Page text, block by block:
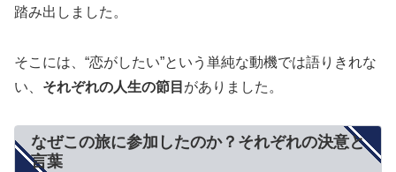
踏み出しました。
そこには、“恋がしたい”という単純な動機では語りきれな
い、 それぞれの人生の節目 がありました。
なぜこの旅に参加したのか？それぞれの決意と
言葉